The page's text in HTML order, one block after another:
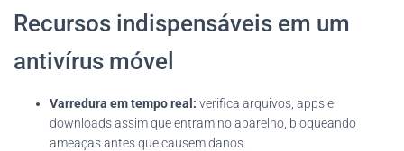
Recursos indispensáveis em um
antivírus móvel
Varredura em tempo real: verifica arquivos, apps e
downloads assim que entram no aparelho, bloqueando
ameaças antes que causem danos.